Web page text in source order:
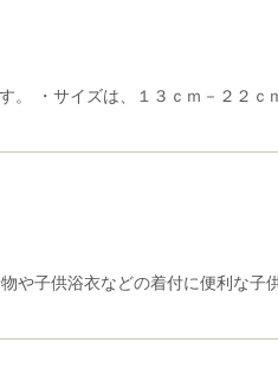
・サイズは、１３ｃｍ－２２ｃ
や子供浴衣などの着付に便利な